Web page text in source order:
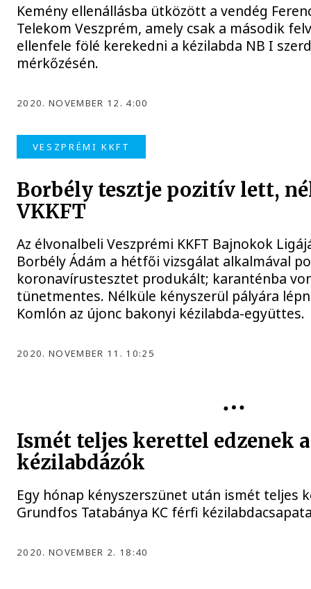
Kemény ellenállásba ütközött a vendég
Telekom Veszprém, amely csak a második
ellenfele fölé kerekedni a kézilabda NB I
mérkőzésén.
2020. NOVEMBER 12. 4:00
VESZPRÉMI KKFT
Borbély tesztje pozitív lett,
VKKFT
Az élvonalbeli Veszprémi KKFT Bajnokok
Borbély Ádám a hétfői vizsgálat alkalmával
koronavírustesztet produkált; karanténba
tünetmentes. Nélküle kényszerül pályára
Komlón az újonc bakonyi kézilabda-együttes.
2020. NOVEMBER 11. 10:25
Ismét teljes kerettel edzenek
kézilabdázók
Egy hónap kényszerszünet után ismét teljes
Grundfos Tatabánya KC férfi
2020. NOVEMBER 2. 18:40